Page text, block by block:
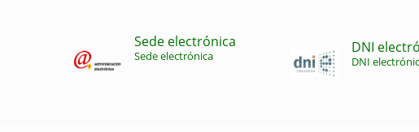
Sede electrónica
Sede electrónica DNI
DNI